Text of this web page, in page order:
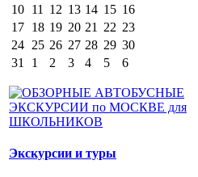
10 11 12 13 14 15 16
17 18 19 20 21 22 23
24 25 26 27 28 29 30
31
1 2 3 4 5 6
Экскурсии и туры